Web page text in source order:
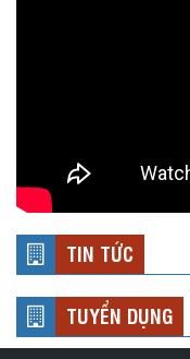
TIN TỨC
TUYỂN DỤNG